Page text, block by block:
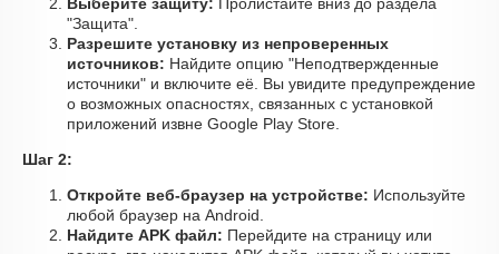
"Защита".
Разрешите установку из непроверенных
источников: Найдите опцию "Неподтвержденные
источники" и включите её. Вы увидите предупреждение
о возможных опасностях, связанных с установкой
приложений извне Google Play Store.
Шаг 2:
Откройте веб-браузер на устройстве: Используйте
любой браузер на Android.
Найдите APK файл: Перейдите на страницу или